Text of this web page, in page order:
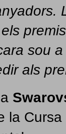
sou
als
la